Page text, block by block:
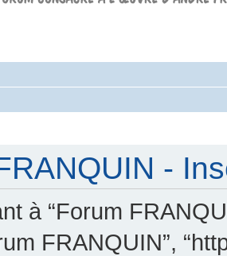
-
à “Forum
FRANQUIN”,